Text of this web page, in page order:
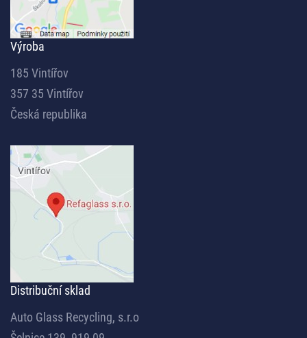
Výroba
185 Vintířov
357 35 Vintířov
Česká republika
Distribuční sklad
Auto Glass Recycling, s.r.o